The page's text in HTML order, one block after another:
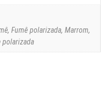
Fumê polarizada, Marrom,
polarizada